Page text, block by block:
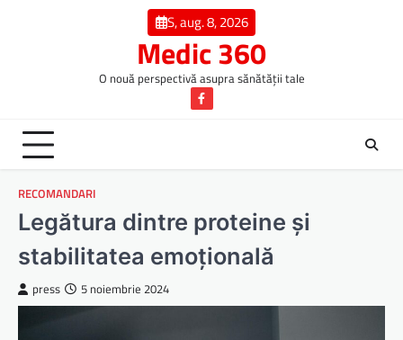
S, aug. 8, 2026
Medic 360
O nouă perspectivă asupra sănătății tale
Facebook
RECOMANDARI
Legătura dintre proteine și
stabilitatea emoțională
press 5 noiembrie 2024